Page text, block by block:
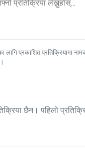
लागि प्रकाशित प्रतिक्रियामा
छैन। पहिलो